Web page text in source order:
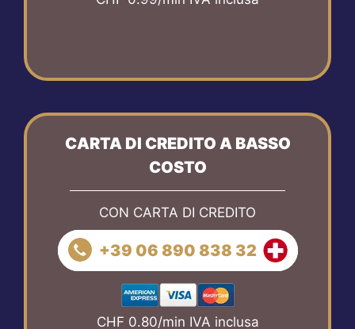
CARTA DI CREDITO A BASSO
COSTO
CON CARTA DI CREDITO
+39 06 890 838 32
CHF 0.80/min IVA inclusa